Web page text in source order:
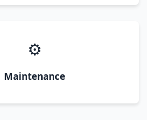
⚙️
Maintenance